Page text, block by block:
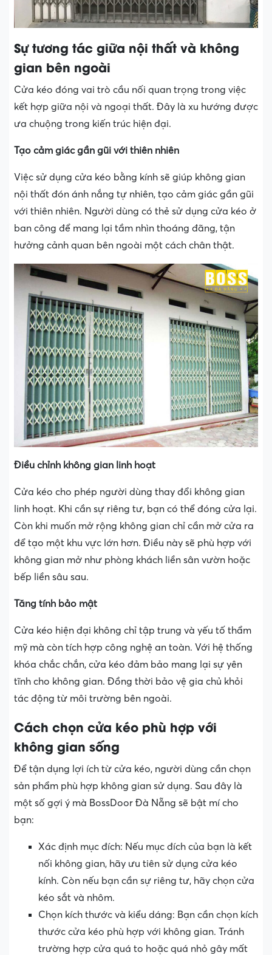
Sự tương tác giữa nội thất và không
gian bên ngoài
Cửa kéo đóng vai trò cầu nối quan trọng trong việc
kết hợp giữa nội và ngoại thất. Đây là xu hướng được
ưa chuộng trong kiến trúc hiện đại.
Tạo cảm giác gần gũi với thiên nhiên
Việc sử dụng cửa kéo bằng kính sẽ giúp không gian
nội thất đón ánh nắng tự nhiên, tạo cảm giác gần gũi
với thiên nhiên. Người dùng có thẻ sử dụng cửa kéo ở
ban công để mang lại tầm nhìn thoáng đãng, tận
hưởng cảnh quan bên ngoài một cách chân thật.
Điều chỉnh không gian linh hoạt
Cửa kéo cho phép người dùng thay đổi không gian
linh hoạt. Khi cần sự riêng tư, bạn có thể đóng cửa lại.
Còn khi muốn mở rộng không gian chỉ cần mở cửa ra
để tạo một khu vực lớn hơn. Điều này sẽ phù hợp với
không gian mở như phòng khách liền sân vườn hoặc
bếp liền sâu sau.
Tăng tính bảo mật
Cửa kéo hiện đại không chỉ tập trung và yếu tố thẩm
mỹ mà còn tích hợp công nghệ an toàn. Với hệ thống
khóa chắc chắn, cửa kéo đảm bảo mang lại sự yên
tĩnh cho không gian. Đồng thời bảo vệ gia chủ khỏi
tác động từ môi trường bên ngoài.
Cách chọn cửa kéo phù hợp với
không gian sống
Để tận dụng lợi ích từ cửa kéo, người dùng cần chọn
sản phẩm phù hợp không gian sử dụng. Sau đây là
một số gợi ý mà BossDoor Đà Nẵng sẽ bật mí cho
bạn:
Xác định mục đích: Nếu mục đích của bạn là kết
nối không gian, hãy ưu tiên sử dụng cửa kéo
kính. Còn nếu bạn cần sự riêng tư, hãy chọn cửa
kéo sắt và nhôm.
Chọn kích thước và kiểu dáng: Bạn cần chọn kích
thước cửa kéo phù hợp với không gian. Tránh
trường hợp cửa quá to hoặc quá nhỏ gây mất